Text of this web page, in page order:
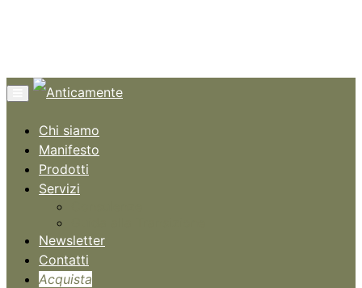
Menù
Chi siamo
Manifesto
Prodotti
Servizi
Newsletter
Contatti
Acquista